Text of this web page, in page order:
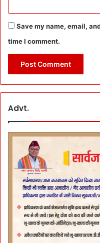
Save my name, email,
time I comment.
Advt.